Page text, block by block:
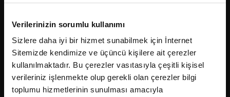
Verilerinizin sorumlu kullanımı
Sizlere daha iyi bir hizmet sunabilmek için İnternet
Sitemizde kendimize ve üçüncü kişilere ait çerezler
kullanılmaktadır. Bu çerezler vasıtasıyla çeşitli kişisel
verileriniz işlenmekte olup gerekli olan çerezler bilgi
toplumu hizmetlerinin sunulması amacıyla
2026Fikriyat. Tüm hakları saklıdır.